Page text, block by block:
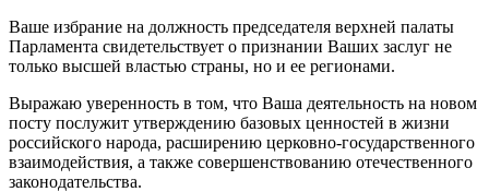
Ваше избрание на должность председателя верхней палаты
Парламента свидетельствует о признании Ваших заслуг не
только высшей властью страны, но и ее регионами.
Выражаю уверенность в том, что Ваша деятельность на новом
посту послужит утверждению базовых ценностей в жизни
российского народа, расширению церковно-государственного
взаимодействия, а также совершенствованию отечественного
законодательства.